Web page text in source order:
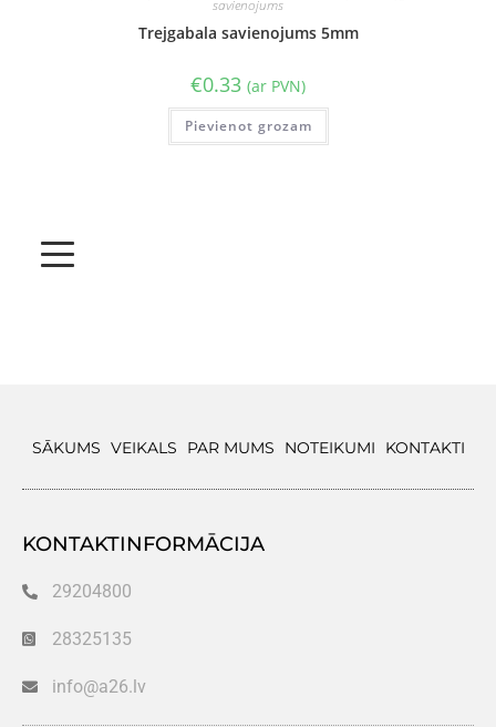
savienojums
Trejgabala savienojums 5mm
€0.33 (ar PVN)
Pievienot grozam
SĀKUMS VEIKALS PAR MUMS NOTEIKUMI KONTAKTI
KONTAKTINFORMĀCIJA
29204800
28325135
info@a26.lv